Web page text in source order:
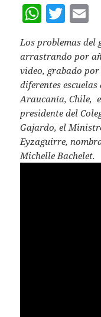
W
h
at
s
A
p
p
T
itt
er
m
l
Los problemas del
arrastrando por
video, grabado
diferentes
Araucanía, Chile,
presidente del
Gajardo, el
Eyzaguirre,
Michelle Bachelet.